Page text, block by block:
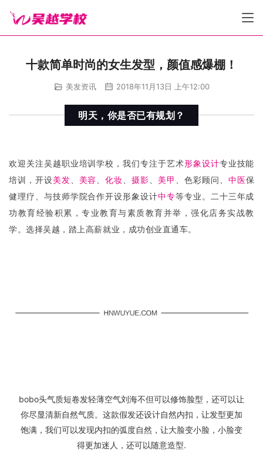
十款简单时尚的女生发型，颜值感爆棚！
美发资讯 2018年11月13日 上午12:00
明天，你是否已有规划？
欢迎关注吴越职业培训学校，我们专注于艺术形象设计专业技能
培训，开设美发 美容 、化妆 、摄影 美甲 、色彩顾问、 中医保
健理疗、与技师学院合作开设形象设计中专等专业。二十三年成
功教育经验积累，专业教育与素质教育并举，强化店务实战教
学。选择吴越，踏上高薪就业，成功创业直通车。
bobo头气质短卷发轻薄空气刘海不但可以修饰脸型，还可以让
你尽显清新自然气质。这款假发还设计自然内扣，让发型更加
饱满，我们可以发现内扣的弧度自然，让大脸变小脸，小脸变
得更加迷人，还可以随意造型.